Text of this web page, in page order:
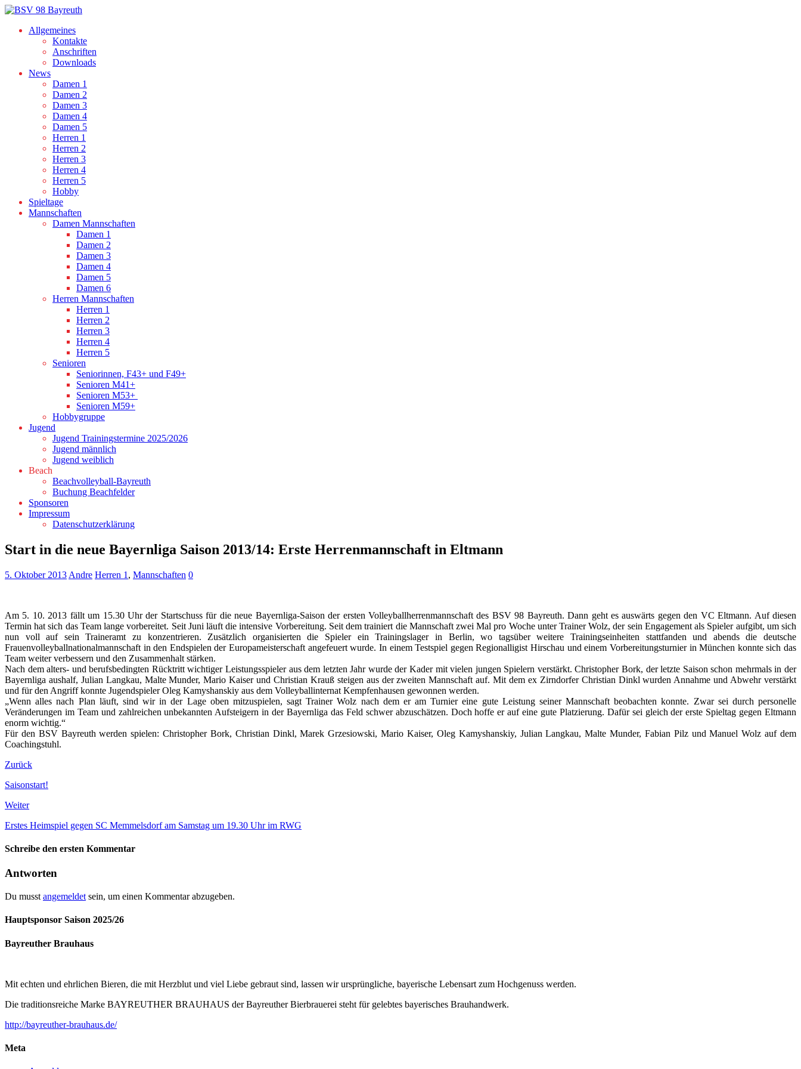
Allgemeines
Kontakte
Anschriften
Downloads
News
Damen 1
Damen 2
Damen 3
Damen 4
Damen 5
Herren 1
Herren 2
Herren 3
Herren 4
Herren 5
Hobby
Spieltage
Mannschaften
Damen Mannschaften
Damen 1
Damen 2
Damen 3
Damen 4
Damen 5
Damen 6
Herren Mannschaften
Herren 1
Herren 2
Herren 3
Herren 4
Herren 5
Senioren
Seniorinnen, F43+ und F49+
Senioren M41+
Senioren M53+
Senioren M59+
Hobbygruppe
Jugend
Jugend Trainingstermine 2025/2026
Jugend männlich
Jugend weiblich
Beach
Beachvolleyball-Bayreuth
Buchung Beachfelder
Sponsoren
Impressum
Datenschutzerklärung
Start in die neue Bayernliga Saison 2013/14: Erste Herrenmannschaft in Eltmann
5. Oktober 2013 Andre Herren 1 , Mannschaften 0
Am 5. 10. 2013 fällt um 15.30 Uhr der Startschuss für die neue Bayernliga-Saison der ersten Volleyballherrenmannschaft des BSV 98 Bayreuth. Dann geht es auswärts gegen den VC Eltmann. Auf diesen
Termin hat sich das Team lange vorbereitet. Seit Juni läuft die intensive Vorbereitung. Seit dem trainiert die Mannschaft zwei Mal pro Woche unter Trainer Wolz, der sein Engagement als Spieler aufgibt, um sich
nun voll auf sein Traineramt zu konzentrieren. Zusätzlich organisierten die Spieler ein Trainingslager in Berlin, wo tagsüber weitere Trainingseinheiten stattfanden und abends die deutsche
Frauenvolleyballnationalmannschaft in den Endspielen der Europameisterschaft angefeuert wurde. In einem Testspiel gegen Regionalligist Hirschau und einem Vorbereitungsturnier in München konnte sich das
Team weiter verbessern und den Zusammenhalt stärken.
Nach dem alters- und berufsbedingten Rücktritt wichtiger Leistungsspieler aus dem letzten Jahr wurde der Kader mit vielen jungen Spielern verstärkt. Christopher Bork, der letzte Saison schon mehrmals in der
Bayernliga aushalf, Julian Langkau, Malte Munder, Mario Kaiser und Christian Krauß steigen aus der zweiten Mannschaft auf. Mit dem ex Zirndorfer Christian Dinkl wurden Annahme und Abwehr verstärkt
und für den Angriff konnte Jugendspieler Oleg Kamyshanskiy aus dem Volleyballinternat Kempfenhausen gewonnen werden.
„Wenn alles nach Plan läuft, sind wir in der Lage oben mitzuspielen, sagt Trainer Wolz nach dem er am Turnier eine gute Leistung seiner Mannschaft beobachten konnte. Zwar sei durch personelle
Veränderungen im Team und zahlreichen unbekannten Aufsteigern in der Bayernliga das Feld schwer abzuschätzen. Doch hoffe er auf eine gute Platzierung. Dafür sei gleich der erste Spieltag gegen Eltmann
enorm wichtig.“
Für den BSV Bayreuth werden spielen: Christopher Bork, Christian Dinkl, Marek Grzesiowski, Mario Kaiser, Oleg Kamyshanskiy, Julian Langkau, Malte Munder, Fabian Pilz und Manuel Wolz auf dem
Coachingstuhl.
Zurück
Saisonstart!
Weiter
Erstes Heimspiel gegen SC Memmelsdorf am Samstag um 19.30 Uhr im RWG
Schreibe den ersten Kommentar
Antworten
Du musst angemeldet sein, um einen Kommentar abzugeben.
Hauptsponsor Saison 2025/26
Bayreuther Brauhaus
Mit echten und ehrlichen Bieren, die mit Herzblut und viel Liebe gebraut sind, lassen wir ursprüngliche, bayerische Lebensart zum Hochgenuss werden.
Die traditionsreiche Marke BAYREUTHER BRAUHAUS der Bayreuther Bierbrauerei steht für gelebtes bayerisches Brauhandwerk.
http://bayreuther-brauhaus.de/
Meta